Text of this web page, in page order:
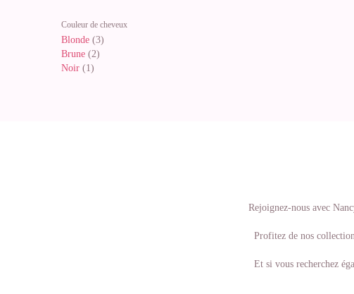
Couleur de cheveux
Blonde (3)
Brune (2)
Noir (1)
Rejoignez-nous avec
Profitez de nos
Et si vous recherchez